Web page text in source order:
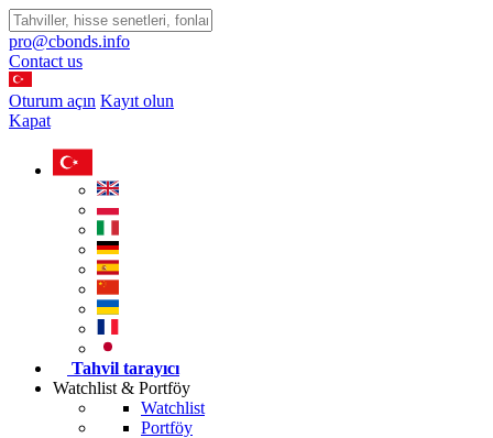
pro@cbonds.info
Contact us
Oturum açın Kayıt olun
Kapat
Tahvil tarayıcı
Watchlist & Portföy
Watchlist
Portföy